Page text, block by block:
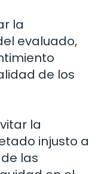
la
evaluado,
de los
la
injusto a
las